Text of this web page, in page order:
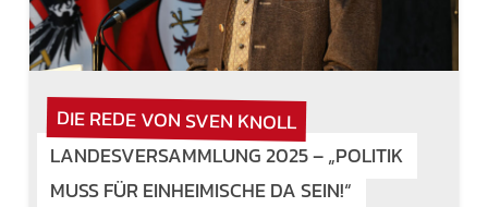
DIE REDE VON SVEN KNOLL
LANDESVERSAMMLUNG 2025 – „POLITIK
MUSS FÜR EINHEIMISCHE DA SEIN!“